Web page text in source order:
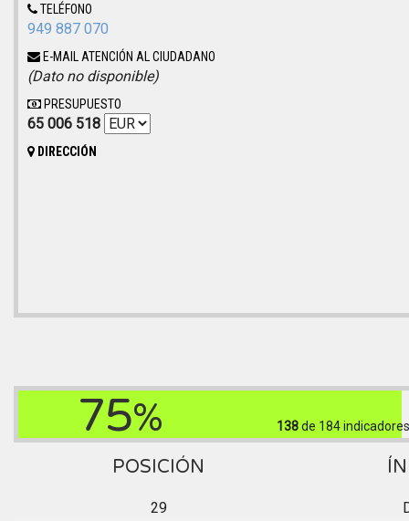
TELÉFONO
949 887 070
E-MAIL ATENCIÓN AL CIUDADANO
(Dato no disponible)
PRESUPUESTO
65 006 518
DIRECCIÓN
75% 138de 184
POSICIÓN
29